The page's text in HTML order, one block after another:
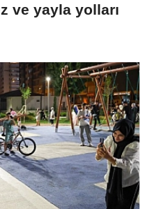
ve yayla yolları